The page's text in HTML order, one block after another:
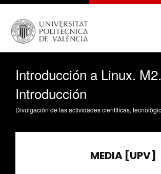
Introducción a Linux. M2.
Introducción